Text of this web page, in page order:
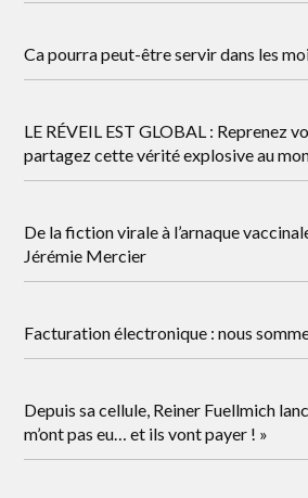
Ca pourra peut-être servir dans les
LE RÉVEIL EST GLOBAL : Reprenez
partagez cette vérité explosive au
De la fiction virale à l’arnaque
Jérémie Mercier
Facturation électronique : nous
Depuis sa cellule, Reiner Fuellmich
m’ont pas eu… et ils vont payer ! »